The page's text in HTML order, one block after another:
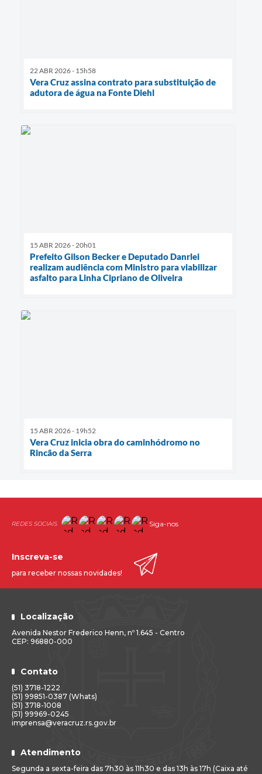
22 ABR 2026 - 15h58
Vera Cruz assina contrato para substituição de
adutora de água na Fonte Diehl
15 ABR 2026 - 20h01
Prefeito Gilson Becker e Deputado Danrlei
realizam audiência com Ministro para viabilizar
asfalto para Linha Cipriano de Oliveira
15 ABR 2026 - 19h52
Vera Cruz inicia obra do caminhódromo no
Rincão da Serra
Siga-nos
Localização
Avenida Nestor Frederico Henn, nº 1.645 - Centro
CEP: 96880-000
Contato
(51) 3718-1222
(51) 99851-0387 (Whats)
(51) 3718-1008
(51) 99969-0245
imprensa@veracruz.rs.gov.br
Atendimento
Segunda a sexta-feira das 7h30 às 11h30 e das 13h às 17h (Caixa até
Inscreva-se
para receber nossas novidades!